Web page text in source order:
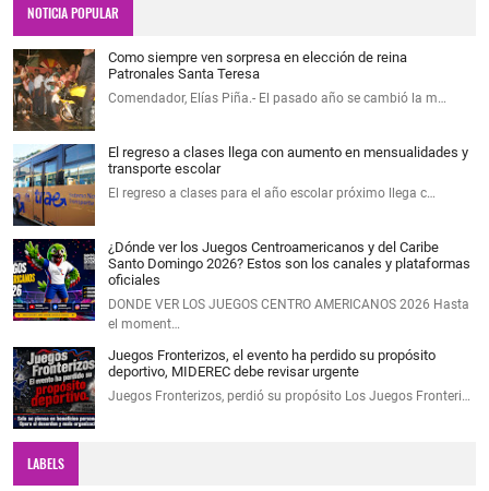
NOTICIA POPULAR
Como siempre ven sorpresa en elección de reina
Patronales Santa Teresa
Comendador, Elías Piña.- El pasado año se cambió la m…
El regreso a clases llega con aumento en mensualidades y
transporte escolar
El regreso a clases para el año escolar próximo llega c…
¿Dónde ver los Juegos Centroamericanos y del Caribe
Santo Domingo 2026? Estos son los canales y plataformas
oficiales
DONDE VER LOS JUEGOS CENTRO AMERICANOS 2026 Hasta
el moment…
Juegos Fronterizos, el evento ha perdido su propósito
deportivo, MIDEREC debe revisar urgente
Juegos Fronterizos, perdió su propósito Los Juegos Fronteri…
LABELS